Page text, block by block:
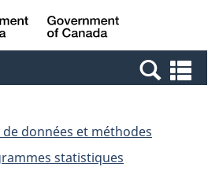
Passer
au
Passer
à
Canada
et
données et méthodes
statistiques